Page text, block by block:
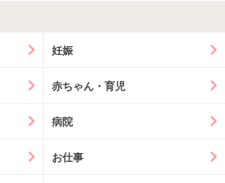
妊娠
赤ちゃん・育児
病院
お仕事